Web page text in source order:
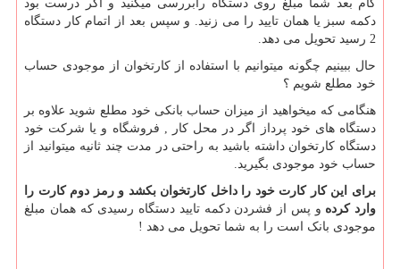
گام بعد شما مبلغ روی دستگاه رابررسی میکنید و اگر درست بود
دکمه سبز یا همان تایید را می زنید. و سپس بعد از اتمام کار دستگاه
2 رسید تحویل می دهد.
حال ببینیم چگونه میتوانیم با استفاده از کارتخوان از موجودی حساب
خود مطلع شویم ؟
هنگامی که میخواهید از میزان حساب بانکی خود مطلع شوید علاوه بر
دستگاه های خود پرداز اگر در محل کار , فروشگاه و یا شرکت خود
دستگاه کارتخوان داشته باشید به راحتی در مدت چند ثانیه میتوانید از
حساب خود موجودی بگیرید.
برای این کار کارت خود را داخلکارتخوان بکشد و رمز دوم کارت را
وارد کرده و پس از فشردن دکمه تایید دستگاه رسیدی که همان مبلغ
موجودی بانک است را به شما تحویل می دهد !